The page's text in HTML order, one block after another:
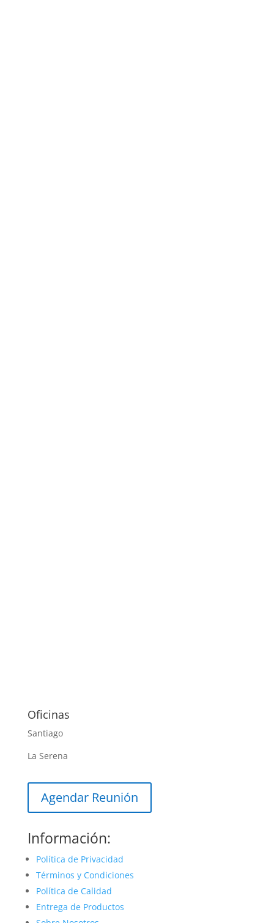
Oficinas
Santiago
La Serena
Agendar Reunión
Información:
Política de Privacidad
Términos y Condiciones
Política de Calidad
Entrega de Productos